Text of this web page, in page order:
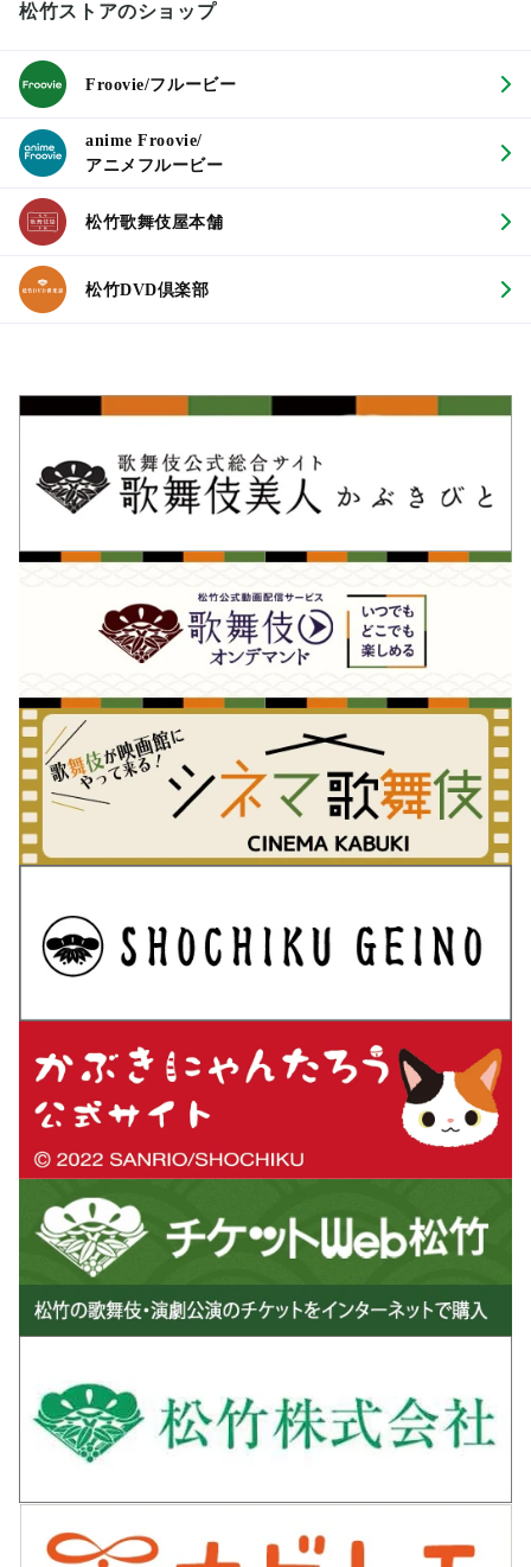
松竹ストアのショップ
Froovie/フルービー
anime Froovie/
アニメフルービー
松竹歌舞伎屋本舗
松竹DVD倶楽部